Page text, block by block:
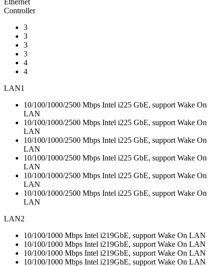
Ethernet
Controller
3
3
3
3
4
4
LAN1
10/100/1000/2500 Mbps Intel i225 GbE, support Wake On
LAN
10/100/1000/2500 Mbps Intel i225 GbE, support Wake On
LAN
10/100/1000/2500 Mbps Intel i225 GbE, support Wake On
LAN
10/100/1000/2500 Mbps Intel i225 GbE, support Wake On
LAN
10/100/1000/2500 Mbps Intel i225 GbE, support Wake On
LAN
10/100/1000/2500 Mbps Intel i225 GbE, support Wake On
LAN
LAN2
10/100/1000 Mbps Intel i219GbE, support Wake On LAN
10/100/1000 Mbps Intel i219GbE, support Wake On LAN
10/100/1000 Mbps Intel i219GbE, support Wake On LAN
10/100/1000 Mbps Intel i219GbE, support Wake On LAN